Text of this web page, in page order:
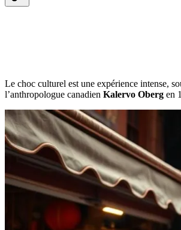
Le choc culturel est une expérience intense,
l’anthropologue canadien Kalervo Oberg en